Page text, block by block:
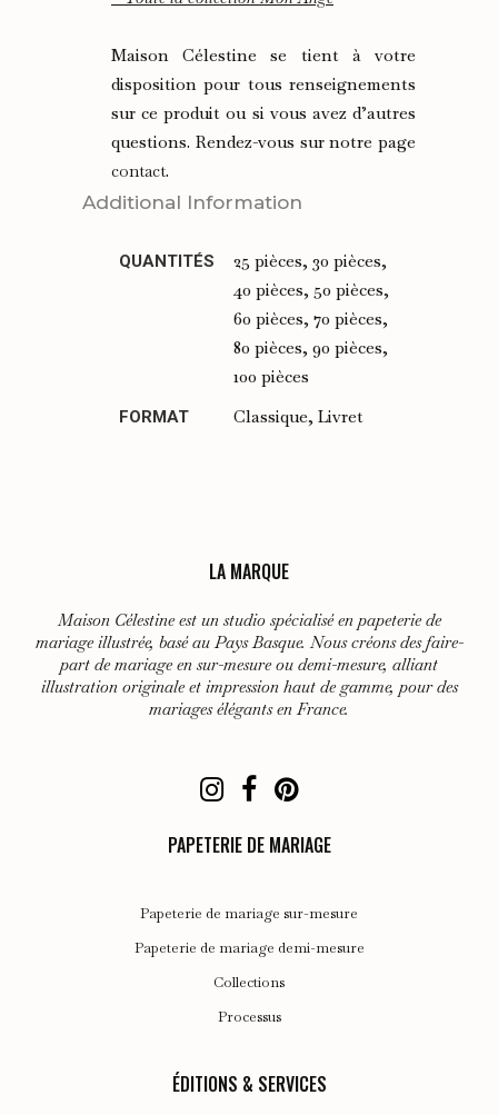
Maison Célestine se tient à votre
disposition pour tous renseignements
sur ce produit ou si vous avez d’autres
questions. Rendez-vous sur notre page
contact.
Additional Information
QUANTITÉS
25 pièces, 30 pièces,
40 pièces, 50 pièces,
60 pièces, 70 pièces,
80 pièces, 90 pièces,
100 pièces
FORMAT Classique, Livret
LA MARQUE
Maison Célestine est un studio spécialisé en papeterie de
mariage illustrée, basé au Pays Basque. Nous créons des faire-
part de mariage en sur-mesure ou demi-mesure, alliant
illustration originale et impression haut de gamme, pour des
mariages élégants en France.
PAPETERIE DE MARIAGE
Papeterie de mariage sur-mesure
Papeterie de mariage demi-mesure
Collections
Processus
ÉDITIONS & SERVICES